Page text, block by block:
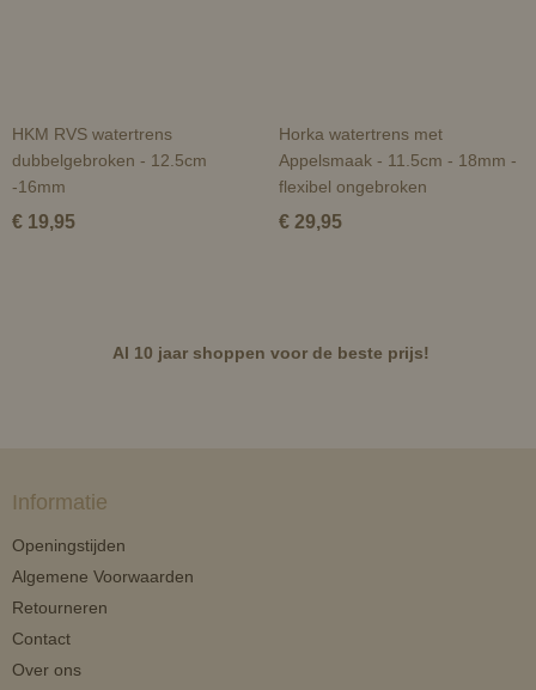
HKM RVS watertrens
dubbelgebroken - 12.5cm
-16mm
€ 19,95
Horka watertrens met
Appelsmaak - 11.5cm - 18mm -
flexibel ongebroken
€ 29,95
Al 10 jaar shoppen voor de beste prijs!
Informatie
Openingstijden
Algemene Voorwaarden
Retourneren
Contact
Over ons